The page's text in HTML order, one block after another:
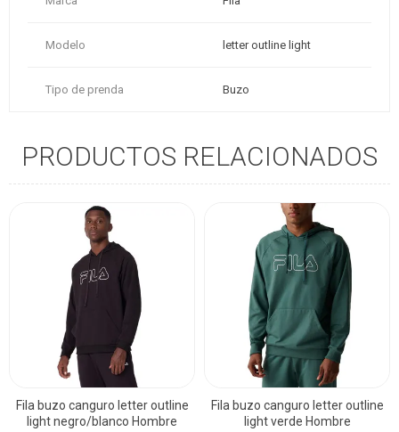
Modelo letter outline light
Tipo de prenda Buzo
PRODUCTOS RELACIONADOS
Fila buzo canguro letter outline
light negro/blanco Hombre
Fila buzo canguro letter outline
light verde Hombre